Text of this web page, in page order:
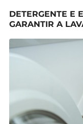
DETERGENTE E
GARANTIR A